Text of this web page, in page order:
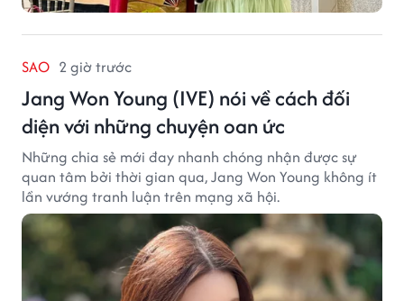
SAO 2 giờ trước
Jang Won Young (IVE) nói về cách đối
diện với những chuyện oan ức
Những chia sẻ mới đay nhanh chóng nhận được sự
quan tâm bởi thời gian qua, Jang Won Young không ít
lần vướng tranh luận trên mạng xã hội.